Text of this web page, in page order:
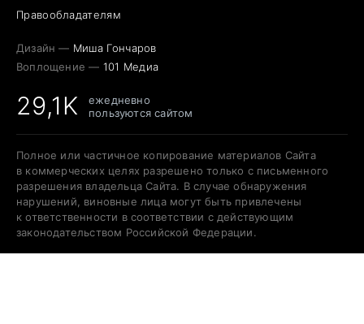
Правообладателям
Дизайн — Миша Гончаров
Воплощение — 101 Медиа
29,1K
ежедневно
пользуются сайтом
Полное или частичное копирование материалов Сайта
в коммерческих целях разрешено только с письменного
разрешения владельца Сайта. В случае обнаружения
нарушений, виновные лица могут быть привлечены
к ответственности в соответствии с действующим
законодательством Российской Федерации.